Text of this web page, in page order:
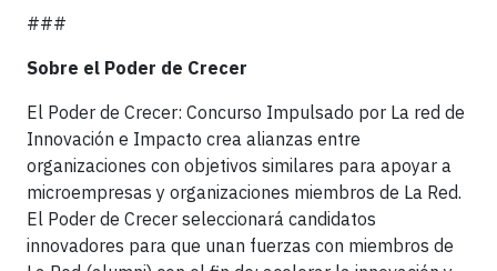
###
Sobre el Poder de Crecer
El Poder de Crecer: Concurso Impulsado por La red de
Innovación e Impacto crea alianzas entre
organizaciones con objetivos similares para apoyar a
microempresas y organizaciones miembros de La Red.
El Poder de Crecer seleccionará candidatos
innovadores para que unan fuerzas con miembros de